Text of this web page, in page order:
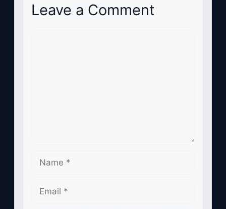
Leave a Comment